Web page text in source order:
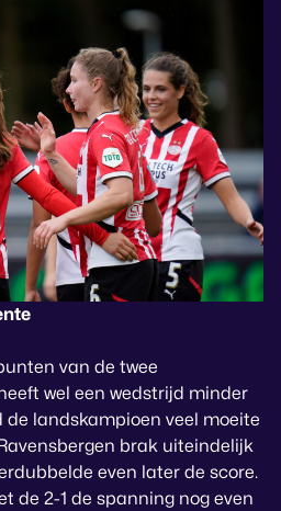
van de twee
wel een wedstrijd minder
de landskampioen veel moeite
brak uiteindelijk
even later de score.
de 2-1 de spanning nog even